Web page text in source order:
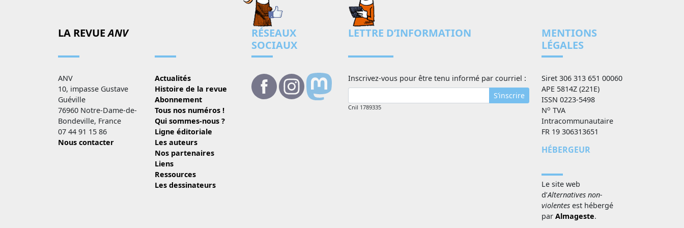
LA REVUEANV
ANV
10, impasse Gustave
Guéville
76960 Notre-Dame-de-
Bondeville, France
07 44 91 15 86
Nous contacter
Actualités
Histoire de la revue
Abonnement
Tous nos numéros !
Qui sommes-nous ?
Ligne éditoriale
Les auteurs
Nos partenaires
Liens
Ressources
Les dessinateurs
RÉSEAUX
SOCIAUX
LETTRE D’INFORMATION
Inscrivez-vous pour être tenu informé par courriel :
S’inscrire
Cnil 1789335
MENTIONS
LÉGALES
Siret 306 313 651 00060
APE 5814Z (221E)
ISSN 0223-5498
No TVA
Intracommunautaire
FR 19 306313651
HÉBERGEUR
Le site web
d’Alternatives non-
violentes est hébergé
par Almageste.